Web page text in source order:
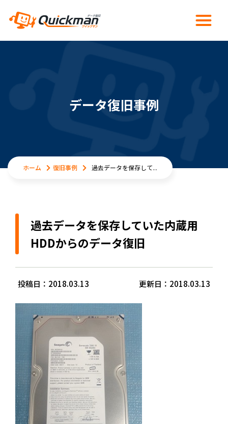
データ復旧事例
ホーム 復旧事例 過去データを保存して...
過去データを保存していた内蔵用
HDDからのデータ復旧
投稿日：2018.03.13 更新日：2018.03.13